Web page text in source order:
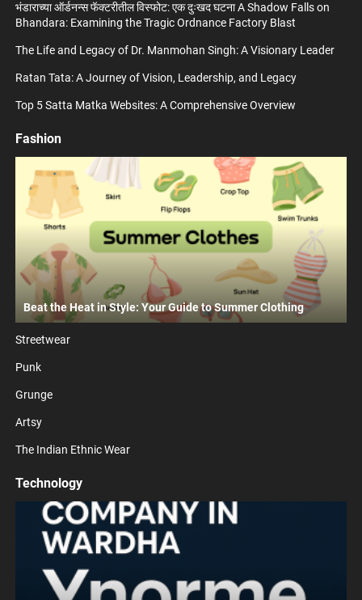
भंडाराच्या ऑर्डनन्स फॅक्टरीतील विस्फोट: एक दुःखद घटना A Shadow Falls on
Bhandara: Examining the Tragic Ordnance Factory Blast
The Life and Legacy of Dr. Manmohan Singh: A Visionary Leader
Ratan Tata: A Journey of Vision, Leadership, and Legacy
Top 5 Satta Matka Websites: A Comprehensive Overview
Fashion
Beat the Heat in Style: Your Guide to Summer Clothing
Streetwear
Punk
Grunge
Artsy
The Indian Ethnic Wear
Technology